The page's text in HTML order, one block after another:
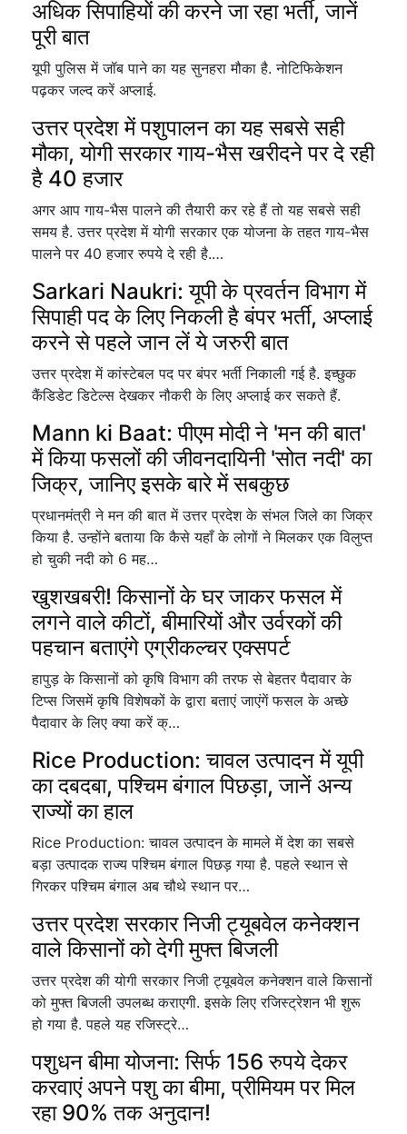
अधिक सिपाहियों की करने जा रहा भर्ती, जानें
पूरी बात
यूपी पुलिस में जॉब पाने का यह सुनहरा मौका है. नोटिफिकेशन
पढ़कर जल्द करें अप्लाई.
उत्तर प्रदेश में पशुपालन का यह सबसे सही
मौका, योगी सरकार गाय-भैस खरीदने पर दे रही
है 40 हजार
अगर आप गाय-भैस पालने की तैयारी कर रहे हैं तो यह सबसे सही
समय है. उत्तर प्रदेश में योगी सरकार एक योजना के तहत गाय-भैस
पालने पर 40 हजार रुपये दे रही है.…
Sarkari Naukri: यूपी के प्रवर्तन विभाग में
सिपाही पद के लिए निकली है बंपर भर्ती, अप्लाई
करने से पहले जान लें ये जरुरी बात
उत्तर प्रदेश में कांस्टेबल पद पर बंपर भर्ती निकाली गई है. इच्छुक
कैंडिडेट डिटेल्स देखकर नौकरी के लिए अप्लाई कर सकते हैं.
Mann ki Baat: पीएम मोदी ने 'मन की बात'
में किया फसलों की जीवनदायिनी 'सोत नदी' का
जिक्र, जानिए इसके बारे में सबकुछ
प्रधानमंत्री ने मन की बात में उत्तर प्रदेश के संभल जिले का जिक्र
किया है. उन्होंने बताया कि कैसे यहाँ के लोगों ने मिलकर एक विलुप्त
हो चुकी नदी को 6 मह…
खुशखबरी! किसानों के घर जाकर फसल में
लगने वाले कीटों, बीमारियों और उर्वरकों की
पहचान बताएंगे एग्रीकल्चर एक्सपर्ट
हापुड़ के किसानों को कृषि विभाग की तरफ से बेहतर पैदावार के
टिप्स जिसमें कृषि विशेषकों के द्वारा बताएं जाएंगें फसल के अच्छे
पैदावार के लिए क्या करें क्…
Rice Production: चावल उत्पादन में यूपी
का दबदबा, पश्चिम बंगाल पिछड़ा, जानें अन्य
राज्यों का हाल
Rice Production: चावल उत्पादन के मामले में देश का सबसे
बड़ा उत्पादक राज्य पश्चिम बंगाल पिछड़ गया है. पहले स्थान से
गिरकर पश्चिम बंगाल अब चौथे स्थान पर…
उत्तर प्रदेश सरकार निजी ट्यूबवेल कनेक्शन
वाले किसानों को देगी मुफ्त बिजली
उत्तर प्रदेश की योगी सरकार निजी ट्यूबवेल कनेक्शन वाले किसानों
को मुफ्त बिजली उपलब्ध कराएगी. इसके लिए रजिस्ट्रेशन भी शुरू
हो गया है. पहले यह रजिस्ट्रे…
पशुधन बीमा योजना: सिर्फ 156 रुपये देकर
करवाएं अपने पशु का बीमा, प्रीमियम पर मिल
रहा 90% तक अनुदान!